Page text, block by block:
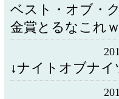
ベスト・オブ・
金賞とるなこれ
↓ナイトオブナ